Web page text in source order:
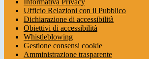
Informativa Privacy
Ufficio Relazioni con il Pubblico
Dichiarazione di accessibilità
Obiettivi di accessibilità
Whistleblowing
Gestione consensi cookie
Amministrazione trasparente